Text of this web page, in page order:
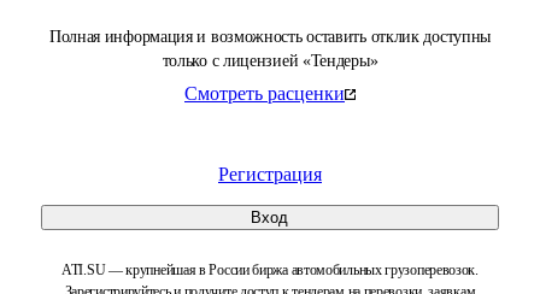
Полная информация и возможность оставить отклик доступны
только с лицензией «Тендеры»
Смотреть расценки
Регистрация
Вход
ATI.SU — крупнейшая в России биржа автомобильных грузоперевозок.